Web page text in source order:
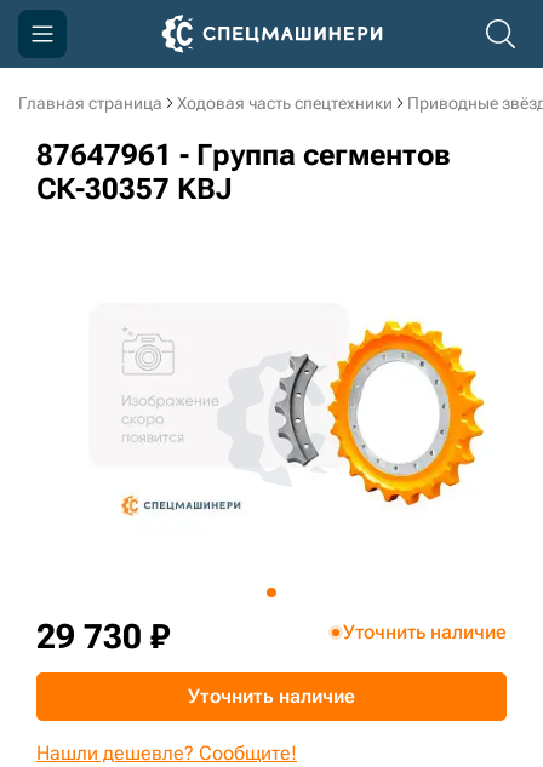
Главная страница Ходовая часть спецтехники Приводные
87647961 - Группа сегментов
СК-30357 KBJ
29 730 ₽ Уточнить наличие
Уточнить наличие
Нашли дешевле? Сообщите!
Компания
Акции
3D тур по производству
3D тур по складам
sksale@skdst.ru